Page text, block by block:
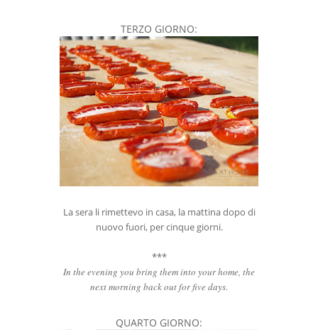
TERZO GIORNO:
La sera li rimettevo in casa, la mattina dopo di
nuovo fuori, per cinque giorni.
***
In the evening you bring them into your home, the
next morning back out for five days.
QUARTO GIORNO: